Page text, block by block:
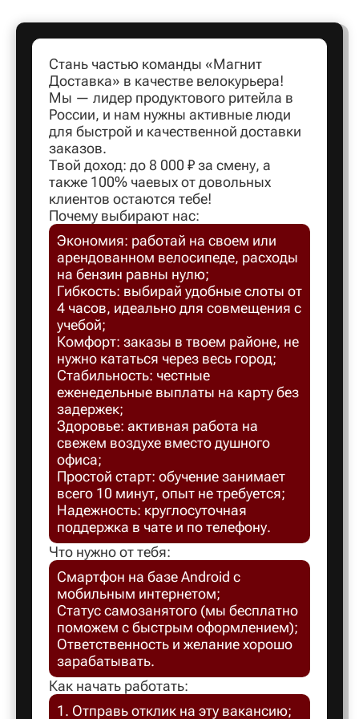
Артем
Ачинск
Балаково
Балахна
Барнаул
Безенчук
Белая
Стань частью команды «Магнит
Доставка» в качестве велокурьера!
Мы — лидер продуктового ритейла в
России, и нам нужны активные люди
для быстрой и качественной доставки
заказов.
Твой доход: до 8 000 ₽ за смену, а
также 100% чаевых от довольных
клиентов остаются тебе!
Почему выбирают нас:
Экономия: работай на своем или
арендованном велосипеде, расходы
на бензин равны нулю;
Гибкость: выбирай удобные слоты от
4 часов, идеально для совмещения с
учебой;
Комфорт: заказы в твоем районе, не
нужно кататься через весь город;
Стабильность: честные
еженедельные выплаты на карту без
задержек;
Здоровье: активная работа на
свежем воздухе вместо душного
офиса;
Простой старт: обучение занимает
всего 10 минут, опыт не требуется;
Надежность: круглосуточная
поддержка в чате и по телефону.
Что нужно от тебя:
Смартфон на базе Android с
мобильным интернетом;
Статус самозанятого (мы бесплатно
поможем с быстрым оформлением);
Ответственность и желание хорошо
зарабатывать.
Как начать работать:
1. Отправь отклик на эту вакансию;